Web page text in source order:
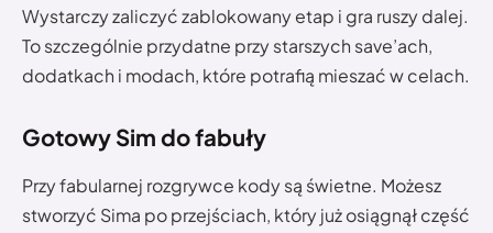
Wystarczy zaliczyć zablokowany etap i gra ruszy dalej.
To szczególnie przydatne przy starszych save’ach,
dodatkach i modach, które potrafią mieszać w celach.
Gotowy Sim do fabuły
Przy fabularnej rozgrywce kody są świetne. Możesz
stworzyć Sima po przejściach, który już osiągnął część